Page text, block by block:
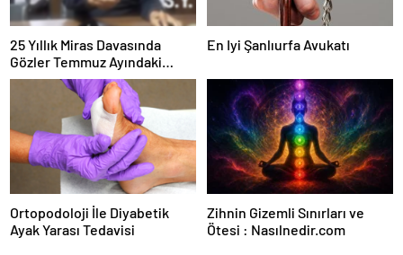
25 Yıllık Miras Davasında
Gözler Temmuz Ayındaki
Karar Duruşmasına Çevrildi
En Iyi Şanlıurfa Avukatı
Ortopodoloji İle Diyabetik
Ayak Yarası Tedavisi
Zihnin Gizemli Sınırları ve
Ötesi : Nasılnedir.com